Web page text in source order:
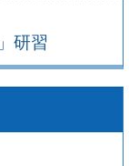
研習